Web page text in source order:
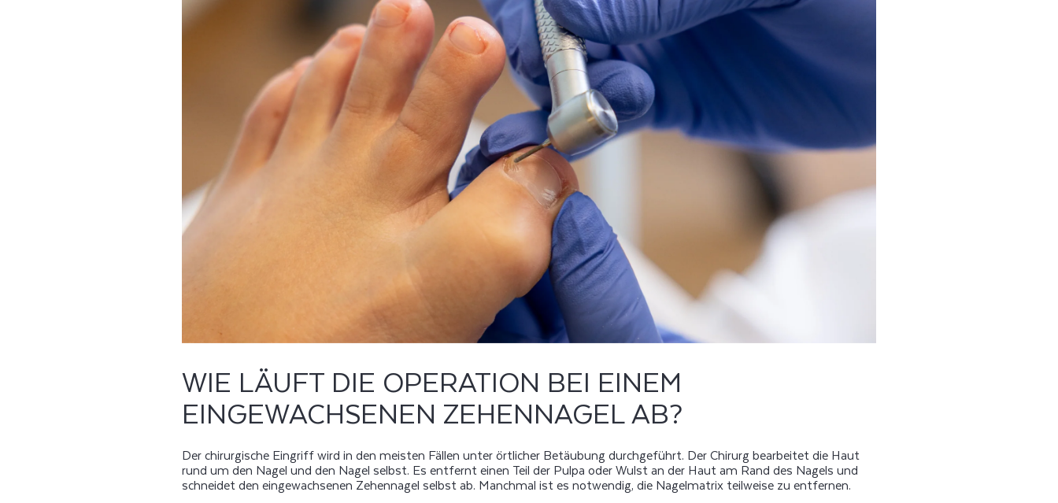
WIE LÄUFT DIE OPERATION BEI EINEM
EINGEWACHSENEN ZEHENNAGEL AB?
Der chirurgische Eingriff wird in den meisten Fällen unter örtlicher Betäubung durchgeführt. Der Chirurg bearbeitet die Haut
rund um den Nagel und den Nagel selbst. Es entfernt einen Teil der Pulpa oder Wulst an der Haut am Rand des Nagels und
schneidet den eingewachsenen Zehennagel selbst ab. Manchmal ist es notwendig, die Nagelmatrix teilweise zu entfernen.